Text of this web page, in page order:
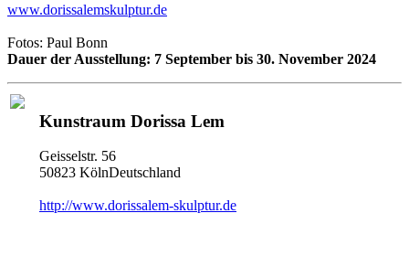
www.dorissalemskulptur.de
Fotos: Paul Bonn
Dauer der Ausstellung: 7 September bis 30. November 2024
Kunstraum Dorissa Lem
Geisselstr. 56
50823 KölnDeutschland
http://www.dorissalem-skulptur.de